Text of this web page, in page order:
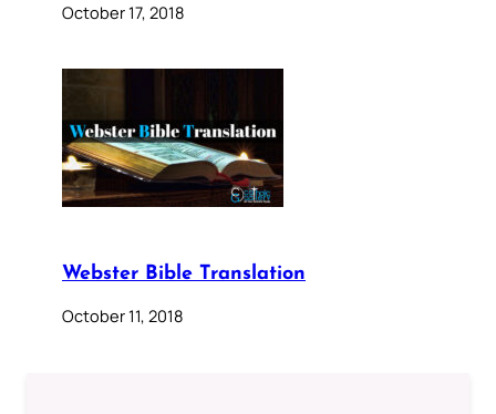
October 17, 2018
Webster Bible Translation
October 11, 2018